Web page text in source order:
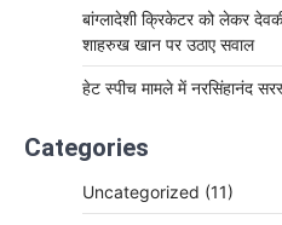
बांग्लादेशी क्रिकेटर को लेकर
शाहरुख खान पर उठाए सवाल
हेट स्पीच मामले में नरसिंहानंद
Categories
Uncategorized (11)